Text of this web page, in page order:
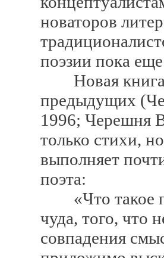
новаторов
поэзии пока
Новая книга
предыдущих
1996; Черешня
только стихи,
выполняет
поэта:
«Что такое
чуда, того, что
совпадения